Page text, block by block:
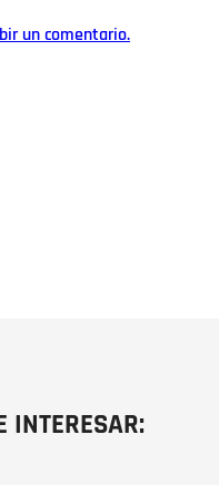
un comentario.
INTERESAR: